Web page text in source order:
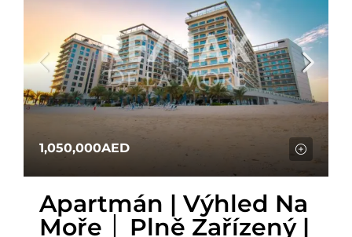
1,050,000AED
Apartmán | Výhled Na
Moře │ Plně Zařízený |